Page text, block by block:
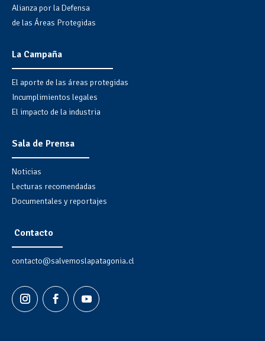
Alianza por la Defensa
de las Áreas Protegidas
La Campaña
El aporte de las áreas protegidas
Incumplimientos legales
El impacto de la industria
Sala de Prensa
Noticias
Lecturas recomendadas
Documentales y reportajes
Contacto
contacto@salvemoslapatagonia.cl